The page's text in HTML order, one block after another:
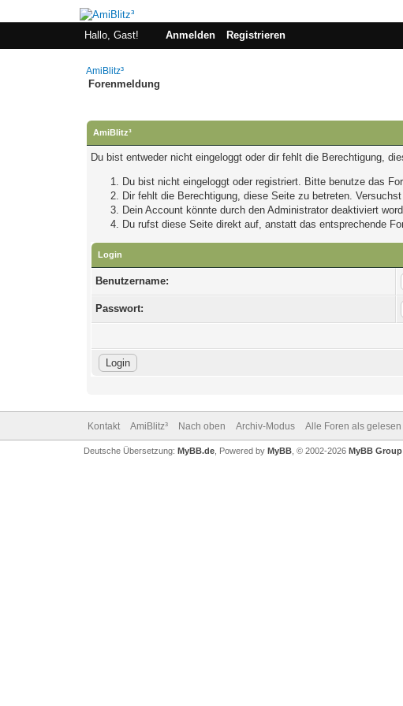
Hallo, Gast!
Anmelden Registrieren
AmiBlitz³
Forenmeldung
AmiBlitz³
Du bist entweder nicht eingeloggt oder dir fehlt die Berechtigung,
Du bist nicht eingeloggt oder registriert. Bitte benutze das
Dir fehlt die Berechtigung, diese Seite zu betreten.
Dein Account könnte durch den Administrator deaktiviert
Du rufst diese Seite direkt auf, anstatt das entsprechende
Login
Benutzername:
Passwort:
Kontakt AmiBlitz³ Nach oben Archiv-Modus Alle Foren als
Deutsche Übersetzung: MyBB.de, Powered by MyBB, © 2002-2026 MyBB Group.